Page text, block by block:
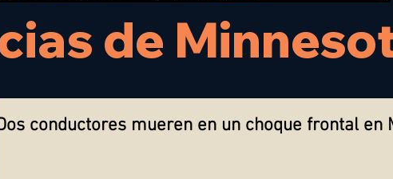
de
conductores mueren en un choque frontal en